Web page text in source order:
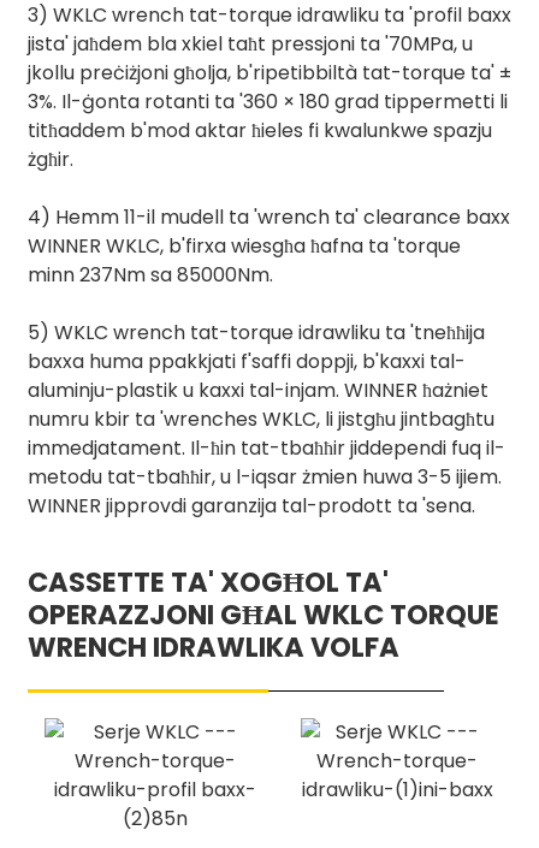
3) WKLC wrench tat-torque idrawliku ta 'profil baxx
jista' jaħdem bla xkiel taħt pressjoni ta '70MPa, u
jkollu preċiżjoni għolja, b'ripetibbiltà tat-torque ta' ±
3%. Il-ġonta rotanti ta '360 × 180 grad tippermetti li
titħaddem b'mod aktar ħieles fi kwalunkwe spazju
żgħir.
4) Hemm 11-il mudell ta 'wrench ta' clearance baxx
WINNER WKLC, b'firxa wiesgħa ħafna ta 'torque
minn 237Nm sa 85000Nm.
5) WKLC wrench tat-torque idrawliku ta 'tneħħija
baxxa huma ppakkjati f'saffi doppji, b'kaxxi tal-
aluminju-plastik u kaxxi tal-injam. WINNER ħażniet
numru kbir ta 'wrenches WKLC, li jistgħu jintbagħtu
immedjatament. Il-ħin tat-tbaħħir jiddependi fuq il-
metodu tat-tbaħħir, u l-iqsar żmien huwa 3-5 ijiem.
WINNER jipprovdi garanzija tal-prodott ta 'sena.
CASSETTE TA' XOGĦOL TA'
OPERAZZJONI GĦAL WKLC TORQUE
WRENCH IDRAWLIKA VOLFA